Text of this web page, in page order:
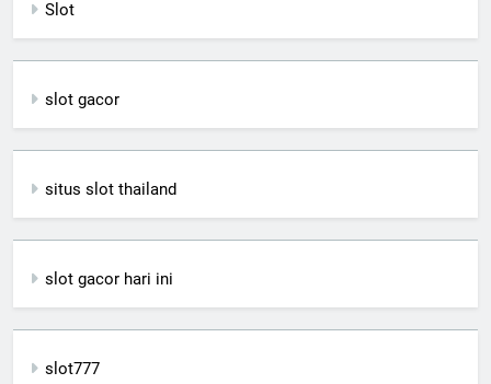
Slot
slot gacor
situs slot thailand
slot gacor hari ini
slot777